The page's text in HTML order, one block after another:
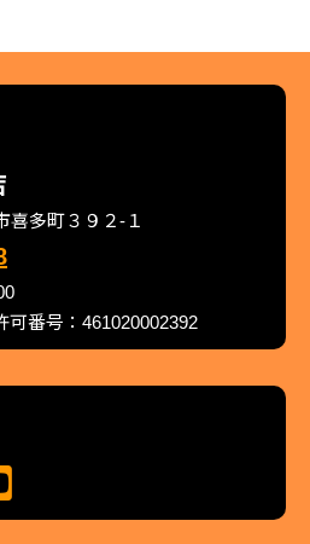
喜多町３９２-１
可番号：461020002392